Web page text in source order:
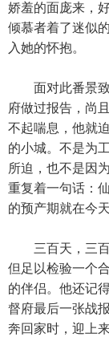
娇羞的面庞来，
倾慕者着了迷似
入她的怀抱。
面对此番景致
府做过报告，尚
不起喘息，他就
的小城。不是为
所迫，也不是因
重复着一句话：
的预产期就在今天
三百天，三百
但足以检验一个
的伴侣。他还记
督府最后一张战
奔回家时，迎上